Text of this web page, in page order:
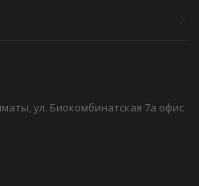
ул. Биокомбинатская 7а офис